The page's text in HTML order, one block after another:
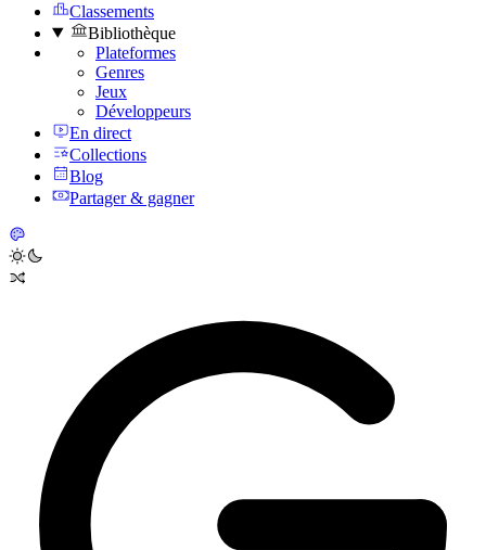
Classements
Bibliothèque
Plateformes
Genres
Jeux
Développeurs
En direct
Collections
Blog
Partager & gagner